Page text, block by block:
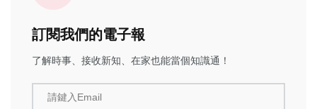
訂閱我們的電子報
了解時事、接收新知、在家也能當個知識通！
請鍵入Email